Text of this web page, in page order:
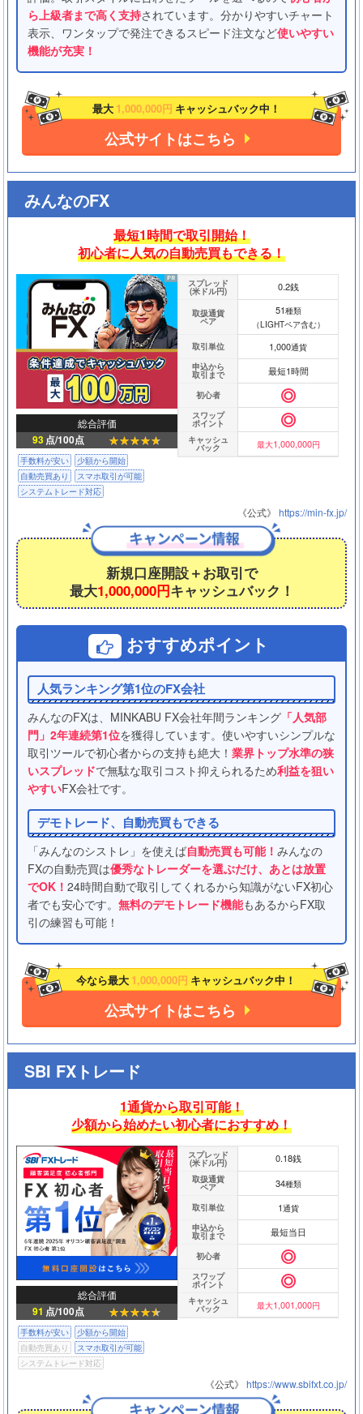
ら上級者まで高く支持されています。分かりやすいチャート
表示、ワンタップで発注できるスピード注文など使いやすい
機能が充実！
最大 1,000,000円 キャッシュバック中！
公式サイトはこちら
みんなのFX
最短1時間で取引開始！
初心者に人気の自動売買もできる！
総合評価
93 点/100点
手数料が安い
少額から開始
自動売買あり
スマホ取引が可能
システムトレード対応
スプレッド
(米ドル円) 0.2銭
取扱通貨
ペア
51種類
（LIGHTペア含む）
取引単位
1,000通貨
申込から
取引まで 最短1時間
初心者
スワップ
ポイント
キャッシュ
バック 最大1,000,000円
《公式》 https://min-fx.jp/
新規口座開設＋お取引で
最大1,000,000円キャッシュバック！
おすすめポイント
人気ランキング第1位のFX会社
みんなのFXは、MINKABU FX会社年間ランキング 「人気部
門」2年連続第1位を獲得しています。使いやすいシンプルな
取引ツールで初心者からの支持も絶大！ 業界トップ水準の狭
いスプレッドで無駄な取引コスト抑えられるため利益を狙い
やすいFX会社です。
デモトレード、自動売買もできる
「みんなのシストレ」を使えば自動売買も可能！ みんなの
FXの自動売買は優秀なトレーダーを選ぶだけ、あとは放置
でOK！ 24時間自動で取引してくれるから知識がないFX初心
者でも安心です。 無料のデモトレード機能もあるからFX取
引の練習も可能！
今なら最大 1,000,000円 キャッシュバック中！
公式サイトはこちら
SBI FXトレード
1通貨から取引可能！
少額から始めたい初心者におすすめ！
総合評価
91 点/100点
手数料が安い
少額から開始
自動売買あり
スマホ取引が可能
システムトレード対応
スプレッド
(米ドル円) 0.18銭
取扱通貨
ペア 34種類
取引単位 1通貨
申込から
取引まで 最短当日
初心者
スワップ
ポイント
キャッシュ
バック 最大1,001,000円
《公式》 https://www.sbifxt.co.jp/